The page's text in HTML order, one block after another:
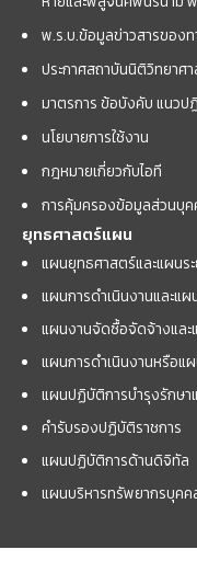
พ.ร.บ.ข้อมูลข่าวสารของ
ประกาศสถาบันนิติวิทยาศ
มาตรการ ข้อบังคับ แนวป
นโยบายการใช้งาน
กฎหมายเกี่ยวกับไอที
การคุ้มครองข้อมูลส่วนบุค
ยุทธศาสตร์แผน
แผนยุทธศาสตร์และแผนระ
แผนการดำเนินงานและแ
แผนงานจัดซื้อจัดจ้างแล
แผนการดำเนินงานหรือแ
แผนปฏิบัติการบำรุงรักษา
คำรับรองปฏิบัติราชการ
แผนปฏิบัติการด้านดิจิทัล
แผนบริหารทรัพยากรบุคค